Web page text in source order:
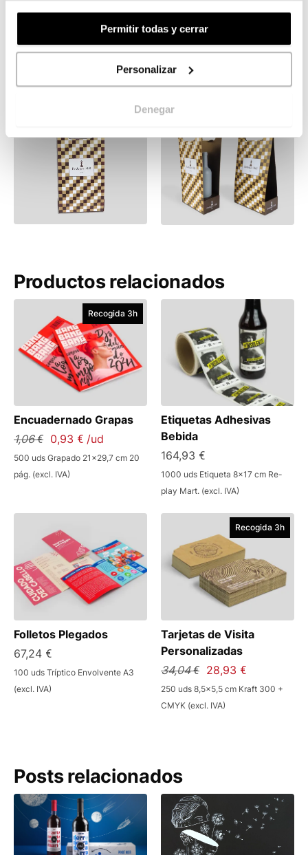
Permitir todas y cerrar
Personalizar
Denegar
¿No encuentras lo que buscas?
Pídenos unpresupuesto personalizado
Productos relacionados
Recogida 3h
Encuadernado Grapas
1,06 € 0,93 € /ud
500 uds Grapado 21x29,7 cm 20
pág. (excl. IVA)
Etiquetas Adhesivas
Bebida
164,93 €
1000 uds Etiqueta 8x17 cm Re-
play Mart. (excl. IVA)
Folletos Plegados
67,24 €
100 uds Tríptico Envolvente A3
(excl. IVA)
Recogida 3h
Tarjetas de Visita
Personalizadas
34,04 € 28,93 €
250 uds 8,5x5,5 cm Kraft 300 +
CMYK (excl. IVA)
Posts relacionados